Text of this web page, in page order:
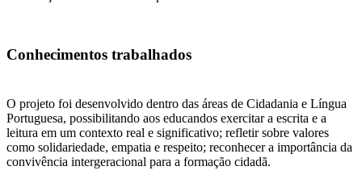
Conhecimentos trabalhados
O projeto foi desenvolvido dentro das áreas de Cidadania e Língua
Portuguesa, possibilitando aos educandos exercitar a escrita e a
leitura em um contexto real e significativo; refletir sobre valores
como solidariedade, empatia e respeito; reconhecer a importância da
convivência intergeracional para a formação cidadã.